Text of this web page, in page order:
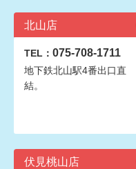
北山店
TEL： 075-708-1711
地下鉄北山駅4番出口直
結。
伏見桃山店